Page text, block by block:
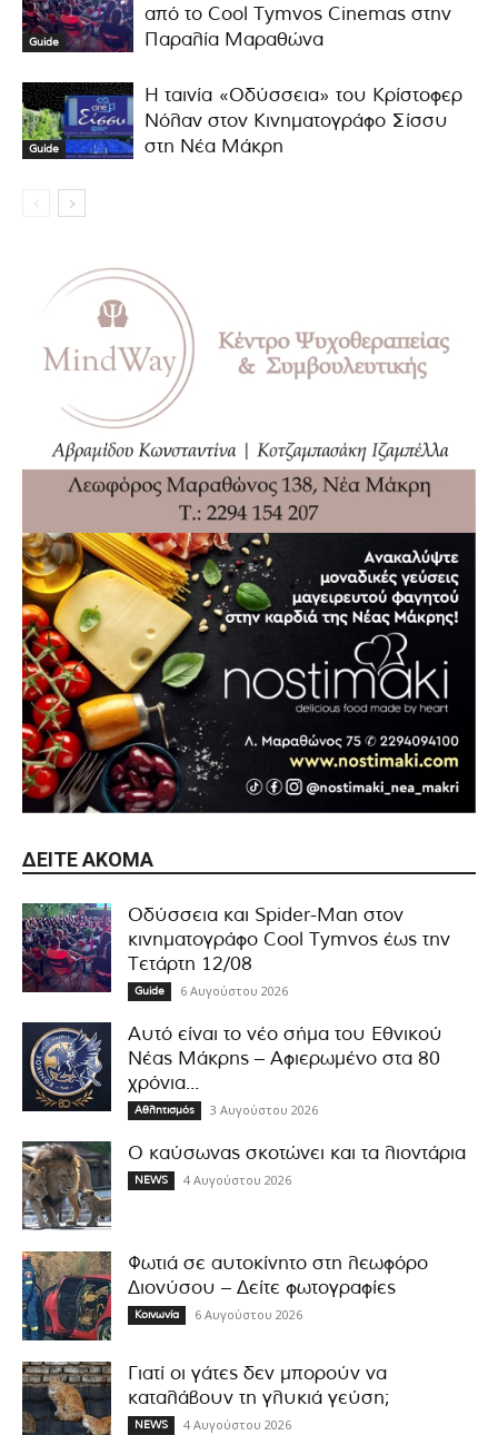
Guide
από το Cool Tymvos Cinemas στην
Παραλία Μαραθώνα
Guide
Η ταινία «Οδύσσεια» του Κρίστοφερ
Νόλαν στον Κινηματογράφο Σίσσυ
στη Νέα Μάκρη
ΔΕΊΤΕ ΑΚΌΜΑ
Οδύσσεια και Spider-Man στον
κινηματογράφο Cool Tymvos έως την
Τετάρτη 12/08
Guide 6 Αυγούστου 2026
Αυτό είναι το νέο σήμα του Εθνικού
Νέας Μάκρης – Αφιερωμένο στα 80
χρόνια...
Αθλητισμός 3 Αυγούστου 2026
Ο καύσωνας σκοτώνει και τα λιοντάρια
NEWS 4 Αυγούστου 2026
Φωτιά σε αυτοκίνητο στη λεωφόρο
Διονύσου – Δείτε φωτογραφίες
Κοινωνία 6 Αυγούστου 2026
Γιατί οι γάτες δεν μπορούν να
καταλάβουν τη γλυκιά γεύση;
NEWS 4 Αυγούστου 2026